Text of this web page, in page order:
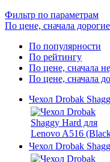
Фильтр по параметрам
По цене, сначала дорогие
По популярности
По рейтингу
По цене, сначала
По цене, сначала
Чехол Drobak
Чехол Drobak